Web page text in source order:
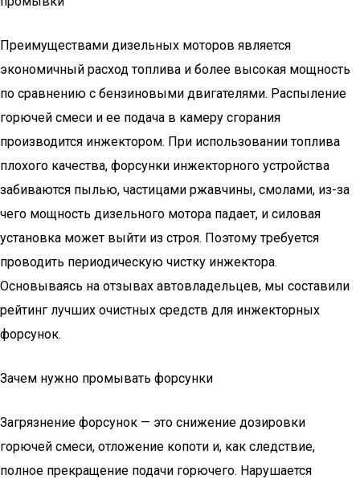
Преимуществами дизельных моторов является
экономичный расход топлива и более высокая мощность
по сравнению с бензиновыми двигателями. Распыление
горючей смеси и ее подача в камеру сгорания
производится инжектором. При использовании топлива
плохого качества, форсунки инжекторного устройства
забиваются пылью, частицами ржавчины, смолами, из-за
чего мощность дизельного мотора падает, и силовая
установка может выйти из строя. Поэтому требуется
проводить периодическую чистку инжектора.
Основываясь на отзывах автовладельцев, мы составили
рейтинг лучших очистных средств для инжекторных
форсунок.
Зачем нужно промывать форсунки
Загрязнение форсунок — это снижение дозировки
горючей смеси, отложение копоти и, как следствие,
полное прекращение подачи горючего. Нарушается